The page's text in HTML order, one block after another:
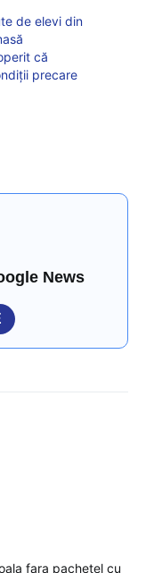
de elevi din
că
precare
News
fara pachetel cu